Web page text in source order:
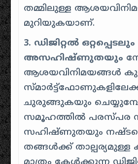
തമ്മിലുള്ള
മുറിയുകയാണ്.
3. ഡിജിറ്റൽ ഒറ്റപ്പെടലും
അസഹിഷ്ണുതയും
ആശയവിനിമയങ്ങൾ
ചുരുങ്ങുകയും
സമൂഹത്തിൽ പരസ്പര
സഹിഷ്ണുതയും
തങ്ങൾക്ക് താല്പര്യമുള്ള